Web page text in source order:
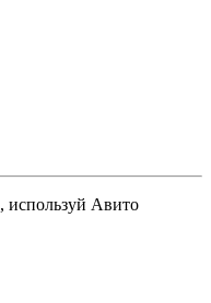
, используй Авито